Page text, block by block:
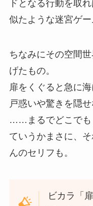
ドとなる行動を取
似たような迷宮ゲ
ちなみにその空間
げたもの。
扉をくぐると急に
戸惑いや驚きを隠せ
……まるでどこでも
ていうかまさに、
んのセリフも。
ビカラ「